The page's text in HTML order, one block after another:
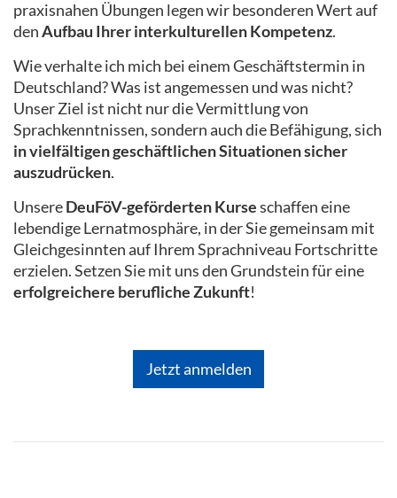
praxisnahen Übungen legen wir besonderen Wert auf
denAufbau Ihrer interkulturellen Kompetenz.
Wie verhalte ich mich bei einem Geschäftstermin in
Deutschland? Was ist angemessen und was nicht?
Unser Ziel ist nicht nur die Vermittlung von
Sprachkenntnissen, sondern auch die Befähigung, sich
in vielfältigen geschäftlichen Situationen sicher
auszudrücken.
UnsereDeuFöV-geförderten Kurseschaffen eine
lebendige Lernatmosphäre, in der Sie gemeinsam mit
Gleichgesinnten auf Ihrem Sprachniveau Fortschritte
erzielen. Setzen Sie mit uns den Grundstein für eine
erfolgreichere berufliche Zukunft!
Jetzt anmelden